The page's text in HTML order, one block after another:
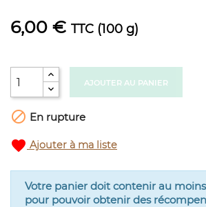
6,00 € TTC (100 g)
AJOUTER AU PANIER
 En rupture
favorite Ajouter à ma liste
Votre panier doit contenir au
pour pouvoir obtenir des